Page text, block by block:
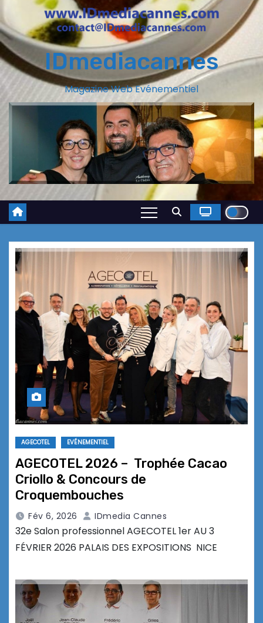
IDmediacannes
Magazine Web Evénementiel
AGECOTEL EVÉNEMENTIEL
AGECOTEL 2026 – Trophée Cacao
Criollo & Concours de
Croquembouches
Fév 6, 2026 IDmedia Cannes
32e Salon professionnel AGECOTEL 1er AU 3
FÉVRIER 2026 PALAIS DES EXPOSITIONS NICE